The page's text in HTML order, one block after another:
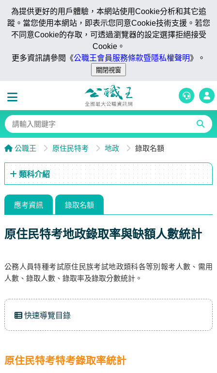
為提供更好的用戶體驗，本網站使用Cookie分析和其它追
蹤。當您使用本網站，即表示您同意Cookie技術支援。若您
不同意Cookie的存取，可透過瀏覽器的設定選擇拒絕接受
Cookie。
更多資訊請參閱《公職王會員服務條款暨隱私權聲明》。
公職王 原住民特考 地政 錄取名額
類科介紹
應考資訊 錄取名額
原住民特考地政錄取率與缺額人數統計
公務人員特種考試原住民族考試地政類科各等別報考人數、需用
人數、錄取人數、錄取率及錄取分數統計。
快速導覽目錄
原住民特考特考錄取率統計